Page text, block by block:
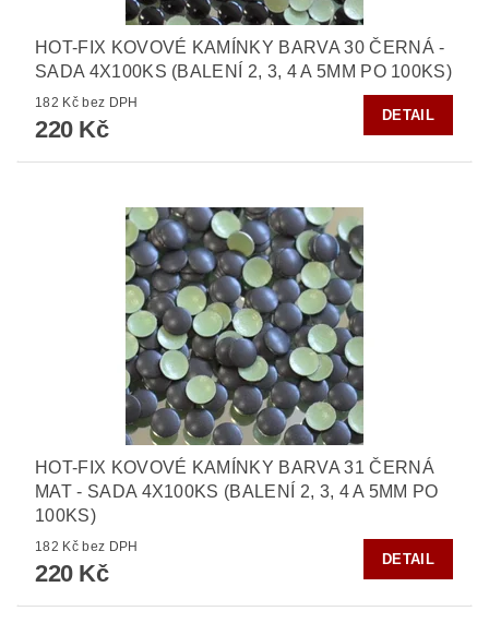
HOT-FIX KOVOVÉ KAMÍNKY BARVA 30 ČERNÁ -
SADA 4X100KS (BALENÍ 2, 3, 4 A 5MM PO 100KS)
182 Kč bez DPH
220 Kč
DETAIL
HOT-FIX KOVOVÉ KAMÍNKY BARVA 31 ČERNÁ
MAT - SADA 4X100KS (BALENÍ 2, 3, 4 A 5MM PO
100KS)
182 Kč bez DPH
220 Kč
DETAIL